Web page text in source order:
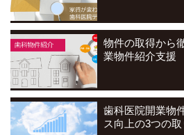
株式会社インサイトは、皆さまの個人
最新の内容で管理します。皆さまから
法令の規定によって特別の手続きが定
人に対し遅滞なく書面によって開示いた
また、内容が正確でないなどのお申し
容を確認し必要に応じて登録情報の追
（退会）等を遅滞なく行います。
物件の取得から
業物件紹介支援
歯科医院開業物
ス向上の3つの